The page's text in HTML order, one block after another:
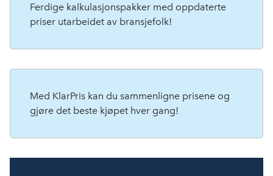
Ferdige kalkulasjonspakker med oppdaterte
priser utarbeidet av bransjefolk!
Med KlarPris kan du sammenligne prisene og
gjøre det beste kjøpet hver gang!